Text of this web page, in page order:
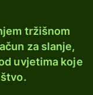
tržišnom
za slanje,
uvjetima koje